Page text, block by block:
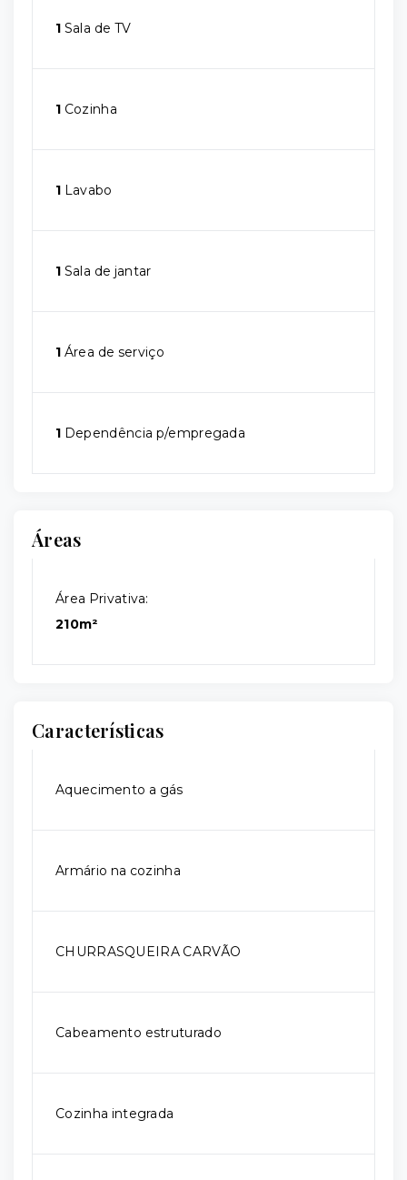
1 Sala de TV
1 Cozinha
1 Lavabo
1 Sala de jantar
1 Área de serviço
1 Dependência p/empregada
Áreas
Área Privativa:
210m²
Características
Aquecimento a gás
Armário na cozinha
CHURRASQUEIRA CARVÃO
Cabeamento estruturado
Cozinha integrada